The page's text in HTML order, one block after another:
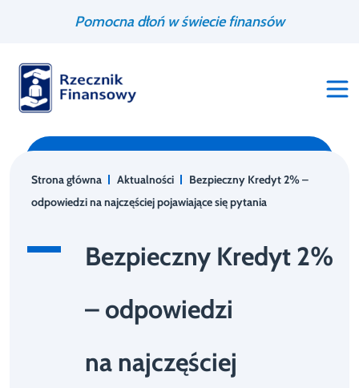
Pomocna dłoń w świecie finansów
Strona główna Aktualności
Bezpieczny Kredyt 2% –
odpowiedzi na najczęściej pojawiające się pytania
Bezpieczny Kredyt 2%
– odpowiedzi
na najczęściej